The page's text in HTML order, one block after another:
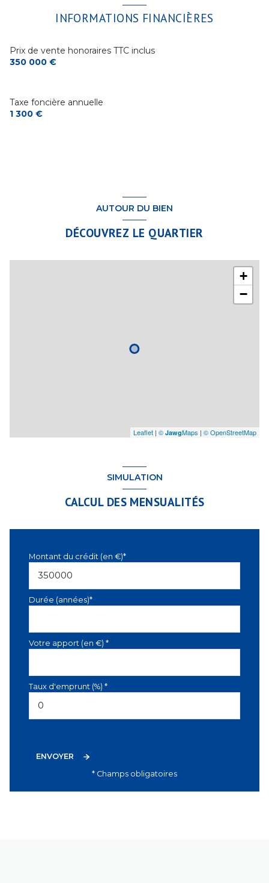
INFORMATIONS FINANCIÈRES
Prix de vente honoraires TTC inclus
350 000 €
Taxe foncière annuelle
1 300 €
AUTOUR DU BIEN
DÉCOUVREZ LE QUARTIER
+
−
Leaflet | © JawgMaps | © OpenStreetMap
SIMULATION
CALCUL DES MENSUALITÉS
Montant du crédit (en €)*
Durée (années)*
Votre apport (en €) *
Taux d'emprunt (%) *
ENVOYER
* Champs obligatoires